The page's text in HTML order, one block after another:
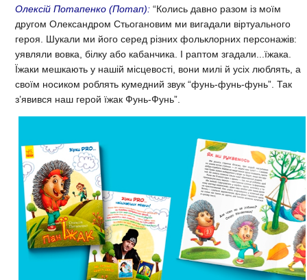
Олексій Потапенко (Потап): “Колись давно разом із моїм
другом Олександром Стьогановим ми вигадали віртуального
героя. Шукали ми його серед різних фольклорних персонажів:
уявляли вовка, білку або кабанчика. І раптом згадали...їжака.
Їжаки мешкають у нашій місцевості, вони милі й усіх люблять, а
своїм носиком роблять кумедний звук “фунь-фунь-фунь”. Так
з’явився наш герой їжак Фунь-Фунь”.